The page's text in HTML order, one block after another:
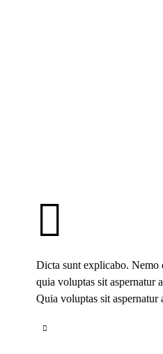
Dicta sunt explicabo. Nemo
quia voluptas sit aspernatur
Quia voluptas sit aspernatur